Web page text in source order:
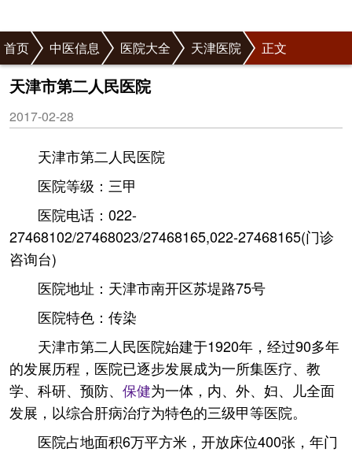
首页 中医信息 医院大全 天津医院 正文
天津市第二人民医院
2017-02-28
天津市第二人民医院
医院等级：三甲
医院电话：022-
27468102/27468023/27468165,022-27468165(门诊
咨询台)
医院地址：天津市南开区苏堤路75号
医院特色：传染
天津市第二人民医院始建于1920年，经过90多年
的发展历程，医院已逐步发展成为一所集医疗、教
学、科研、预防、 保健为一体，内、外、妇、儿全面
发展，以综合肝病治疗为特色的三级甲等医院。
医院占地面积6万平方米，开放床位400张，年门